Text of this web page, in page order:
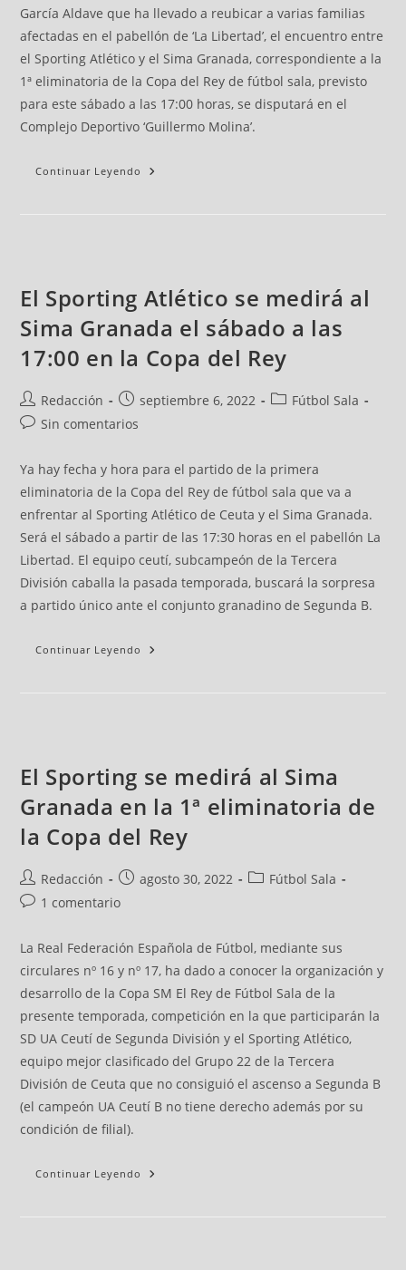
García Aldave que ha llevado a reubicar a varias familias
afectadas en el pabellón de ‘La Libertad’, el encuentro entre
el Sporting Atlético y el Sima Granada, correspondiente a la
1ª eliminatoria de la Copa del Rey de fútbol sala, previsto
para este sábado a las 17:00 horas, se disputará en el
Complejo Deportivo ‘Guillermo Molina’.
Continuar Leyendo
El Sporting Atlético se medirá al
Sima Granada el sábado a las
17:00 en la Copa del Rey
Redacción septiembre 6, 2022
Fútbol Sala
Sin comentarios
Ya hay fecha y hora para el partido de la primera
eliminatoria de la Copa del Rey de fútbol sala que va a
enfrentar al Sporting Atlético de Ceuta y el Sima Granada.
Será el sábado a partir de las 17:30 horas en el pabellón La
Libertad. El equipo ceutí, subcampeón de la Tercera
División caballa la pasada temporada, buscará la sorpresa
a partido único ante el conjunto granadino de Segunda B.
Continuar Leyendo
El Sporting se medirá al Sima
Granada en la 1ª eliminatoria de
la Copa del Rey
Redacción agosto 30, 2022
Fútbol Sala
1 comentario
La Real Federación Española de Fútbol, mediante sus
circulares nº 16 y nº 17, ha dado a conocer la organización y
desarrollo de la Copa SM El Rey de Fútbol Sala de la
presente temporada, competición en la que participarán la
SD UA Ceutí de Segunda División y el Sporting Atlético,
equipo mejor clasificado del Grupo 22 de la Tercera
División de Ceuta que no consiguió el ascenso a Segunda B
(el campeón UA Ceutí B no tiene derecho además por su
condición de filial).
Continuar Leyendo